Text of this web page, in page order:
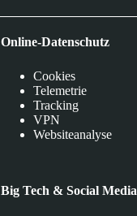
Online-Datenschutz
Cookies
Telemetrie
Tracking
VPN
Websiteanalyse
Big Tech & Social Media